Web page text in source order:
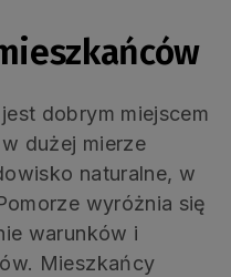
dobrym miejscem
dużej mierze
naturalne, w
wyróżnia się
warunków i
Mieszkańcy